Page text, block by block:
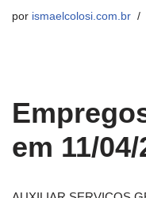
por ismaelcolosi.com.br
em 11/04/